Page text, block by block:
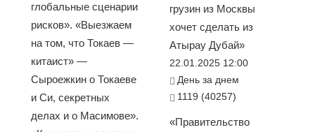
глобальные сценарии
рисков». «Выезжаем
на том, что Токаев —
китаист» —
Сыроежкин о Токаеве
и Си, секретных
делах и о Масимове».
грузин из Москвы
хочет сделать из
Атырау Дубай»
22.01.2025 12:00
День за днем
1119 (40257)
«Правительство